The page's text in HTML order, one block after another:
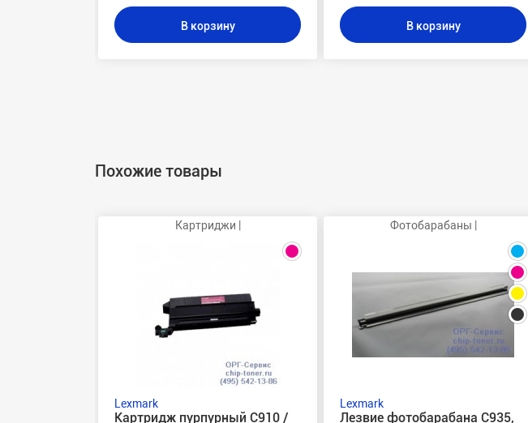
В корзину В корзину
Похожие товары
Картриджи |
Lexmark
Картридж пурпурный C910 /
Фотобарабаны |
Lexmark
Лезвие фотобарабана C935,